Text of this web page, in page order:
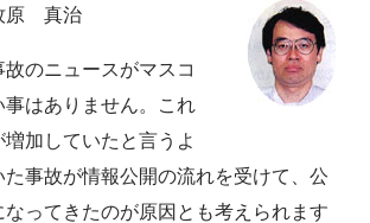
原 真治
のニュースがマスコ
事はありません。これ
加していたと言うよ
た事故が情報公開の流れを受けて、公
ってきたのが原因とも考えられます